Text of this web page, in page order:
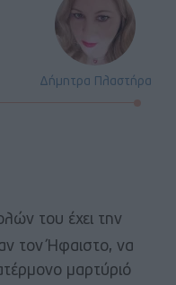
Δήμητρα Πλαστήρα
του έχει την
τον Ήφαιστο, να
μαρτύριό